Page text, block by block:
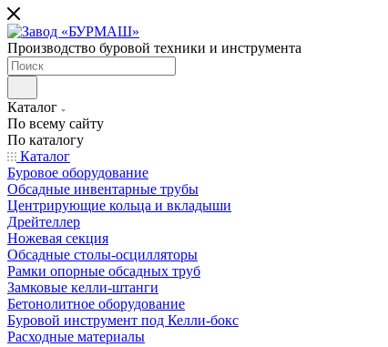
Производство буровой техники и инструмента
Каталог
По всему сайту
По каталогу
Каталог
Буровое оборудование
Обсадные инвентарные трубы
Центрирующие кольца и вкладыши
Дрейтеллер
Ножевая секция
Обсадные столы-осцилляторы
Рамки опорные обсадных труб
Замковые келли-штанги
Бетонолитное оборудование
Буровой инструмент под Келли-бокс
Расходные материалы